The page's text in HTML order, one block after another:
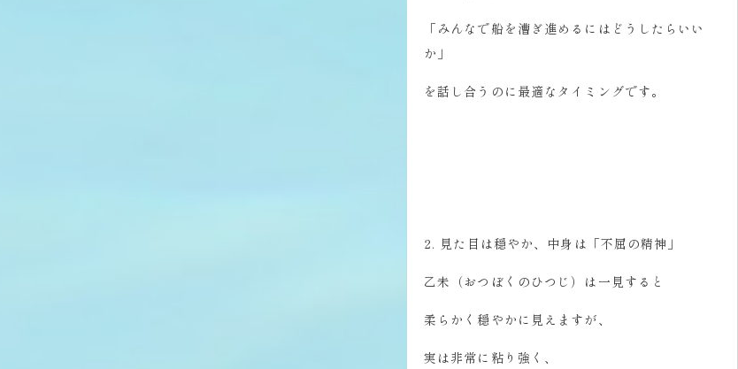
「みんなで船を漕ぎ進めるにはどうしたらいい
か」
を話し合うのに最適なタイミングです。
2. 見た目は穏やか、中身は「不屈の精神」
乙未（おつぼくのひつじ）は一見すると
柔らかく穏やかに見えますが、
実は非常に粘り強く、